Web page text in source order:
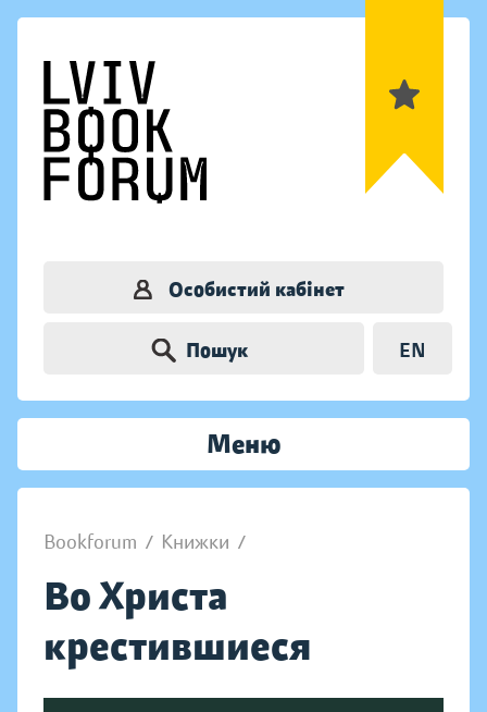
Особистий кабінет
Пошук EN
Меню
Bookforum / Книжки /
Во Христа
крестившиеся